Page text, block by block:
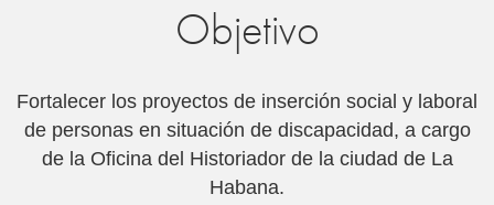
Objetivo
Fortalecer los proyectos de inserción social y laboral
de personas en situación de discapacidad, a cargo
de la Oficina del Historiador de la ciudad de La
Habana.